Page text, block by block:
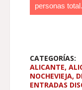
personas total.
CATEGORÍAS:
ALICANTE,
NOCHEVIEJA,
ENTRADAS